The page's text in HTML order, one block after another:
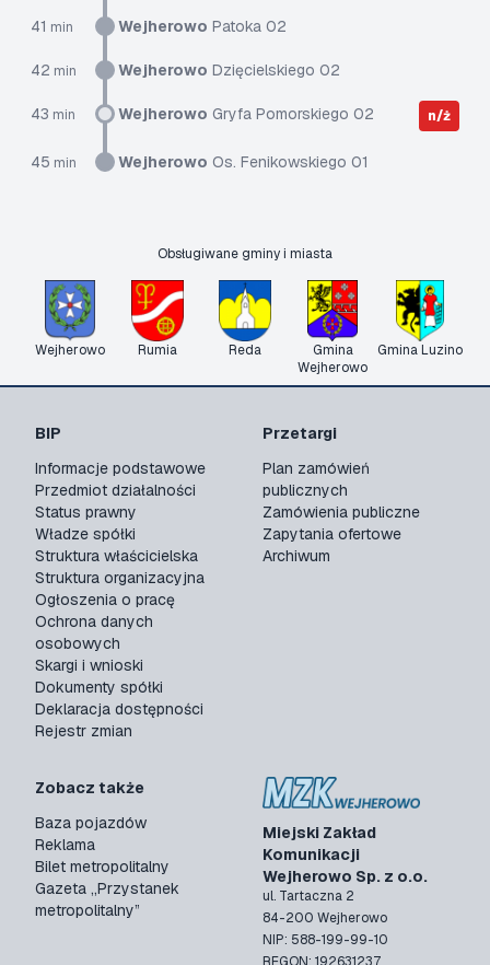
41 min Wejherowo Patoka 02
42 min Wejherowo Dzięcielskiego 02
43 min Wejherowo Gryfa Pomorskiego 02 n/ż
45 min Wejherowo Os. Fenikowskiego 01
Obsługiwane gminy i miasta
Wejherowo Rumia Reda
Gmina
Wejherowo
Gmina Luzino
Miejski Zakład
Komunikacji
Wejherowo Sp. z o.o.
ul. Tartaczna 2
84-200 Wejherowo
NIP: 588-199-99-10
BIP
Informacje podstawowe
Przedmiot działalności
Status prawny
Władze spółki
Struktura właścicielska
Struktura organizacyjna
Ogłoszenia o pracę
Ochrona danych
osobowych
Skargi i wnioski
Dokumenty spółki
Deklaracja dostępności
Rejestr zmian
Przetargi
Plan zamówień
publicznych
Zamówienia publiczne
Zapytania ofertowe
Archiwum
Zobacz także
Baza pojazdów
Reklama
Bilet metropolitalny
Gazeta „Przystanek
metropolitalny”